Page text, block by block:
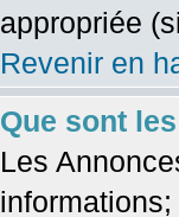
appropriée
Revenir en
Que sont
Les